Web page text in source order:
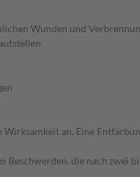
Wunden und
an. Eine
die nach zwei